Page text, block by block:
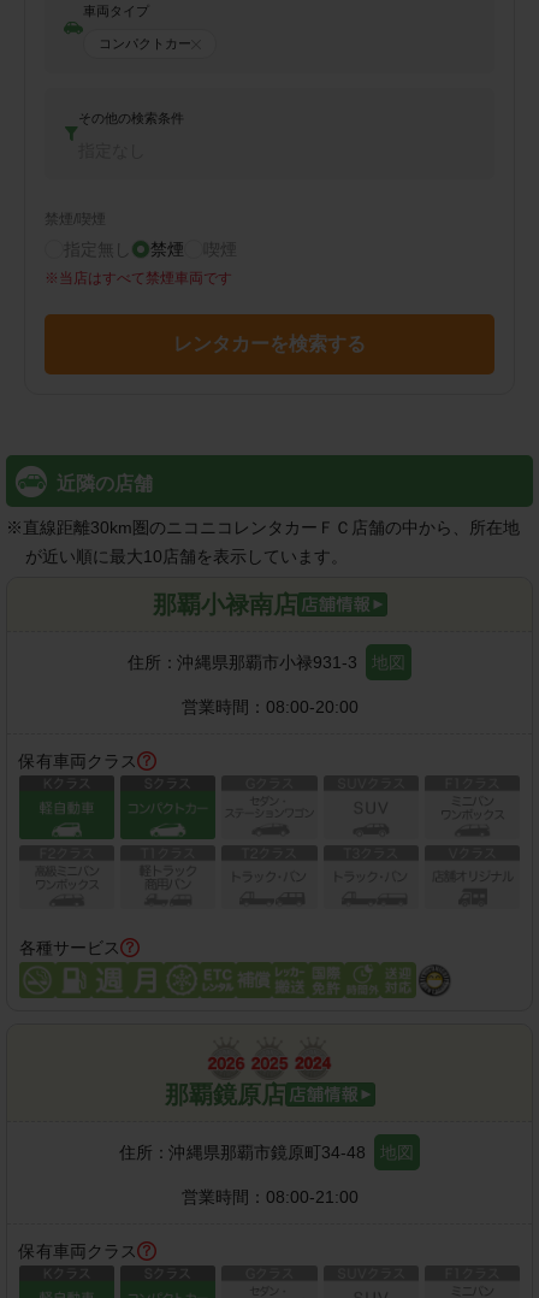
車両タイプ
コンパクトカー
その他の検索条件
禁煙/喫煙
指定無し 禁煙 喫煙
※ 当店はすべて禁煙車両です
レンタカーを検索する
近隣の店舗
※直線距離30km圏のニコニコレンタカーＦＣ店舗の中から、所在地
が近い順に最大10店舗を表示しています。
那覇小禄南店
住所：沖縄県那覇市小禄931-3 地図
営業時間： 08:00-20:00
保有車両クラス
各種サービス
那覇鏡原店
住所：沖縄県那覇市鏡原町34-48 地図
営業時間： 08:00-21:00
保有車両クラス